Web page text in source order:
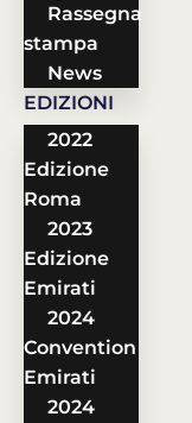
Rassegna
stampa
News
EDIZIONI
2022
Edizione
Roma
2023
Edizione
Emirati
2024
Convention
Emirati
2024